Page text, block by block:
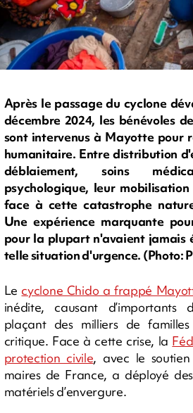
Après le passage du cyclone
décembre 2024, les bénévoles
sont intervenus à Mayotte pour
humanitaire. Entre distribution
déblaiement, soins
psychologique, leur
face à cette catastrophe
Une expérience marquante
pour la plupart n'avaient jamais
telle situation d'urgence. (Photo:
Le cyclone Chido a frappé
inédite, causant d’importants
plaçant des milliers de
critique. Face à cette crise, la
protection civile, avec le soutien
maires de France, a déployé
matériels d’envergure.